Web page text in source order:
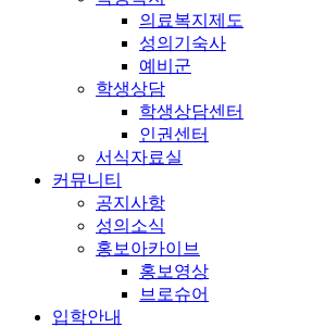
의료복지제도
성의기숙사
예비군
학생상담
학생상담센터
인권센터
서식자료실
커뮤니티
공지사항
성의소식
홍보아카이브
홍보영상
브로슈어
입학안내